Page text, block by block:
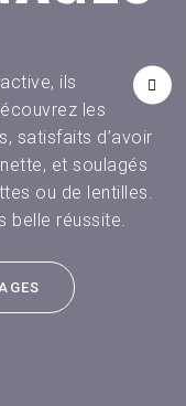
ils
les
satisfaits d’avoir
et soulagés
ou de lentilles.
belle réussite.
laser des
yeux : Nicolas
témoigne !